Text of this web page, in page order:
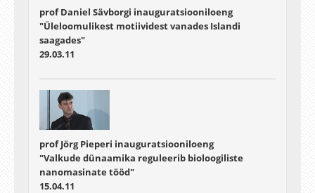
prof Daniel Sävborgi inauguratsiooniloeng
"Üleloomulikest motiividest vanades Islandi
saagades"
29.03.11
prof Jörg Pieperi inauguratsiooniloeng
"Valkude dünaamika reguleerib bioloogiliste
nanomasinate tööd"
15.04.11